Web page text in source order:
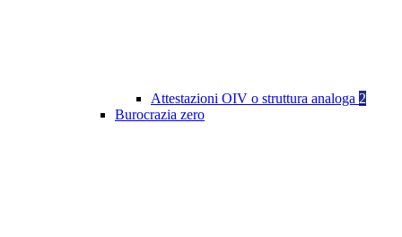
Attestazioni OIV o struttura analoga 2
Burocrazia zero